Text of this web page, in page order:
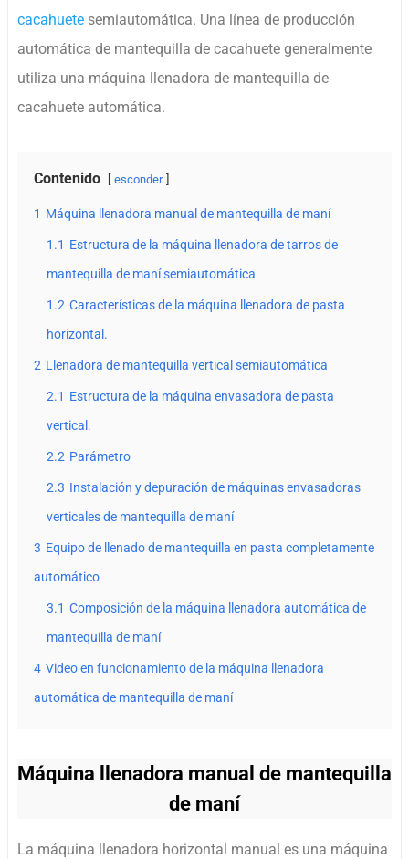
cacahuete semiautomática. Una línea de producción
automática de mantequilla de cacahuete generalmente
utiliza una máquina llenadora de mantequilla de
cacahuete automática.
Contenido esconder
1 Máquina llenadora manual de mantequilla de maní
1.1 Estructura de la máquina llenadora de tarros de
mantequilla de maní semiautomática
1.2 Características de la máquina llenadora de pasta
horizontal.
2 Llenadora de mantequilla vertical semiautomática
2.1 Estructura de la máquina envasadora de pasta
vertical.
2.2 Parámetro
2.3 Instalación y depuración de máquinas envasadoras
verticales de mantequilla de maní
3 Equipo de llenado de mantequilla en pasta completamente
automático
3.1 Composición de la máquina llenadora automática de
mantequilla de maní
4 Video en funcionamiento de la máquina llenadora
automática de mantequilla de maní
Máquina llenadora manual de mantequilla
de maní
La máquina llenadora horizontal manual es una máquina